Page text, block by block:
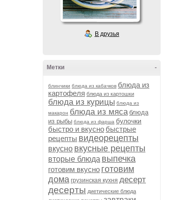
В друзья
-
Метки
блинчики блюда из кабачков блюда из
картофеля блюда из картошки
блюда из курицы блюда из
макарон блюда из мяса блюда
из рыбы блюда из фарша булочки
быстро и вкусно быстрые
рецепты видеорецепты
вкусно вкусные рецепты
вторые блюда выпечка
готовим вкусно готовим
дома грузинская кухня десерт
десерты диетические блюда